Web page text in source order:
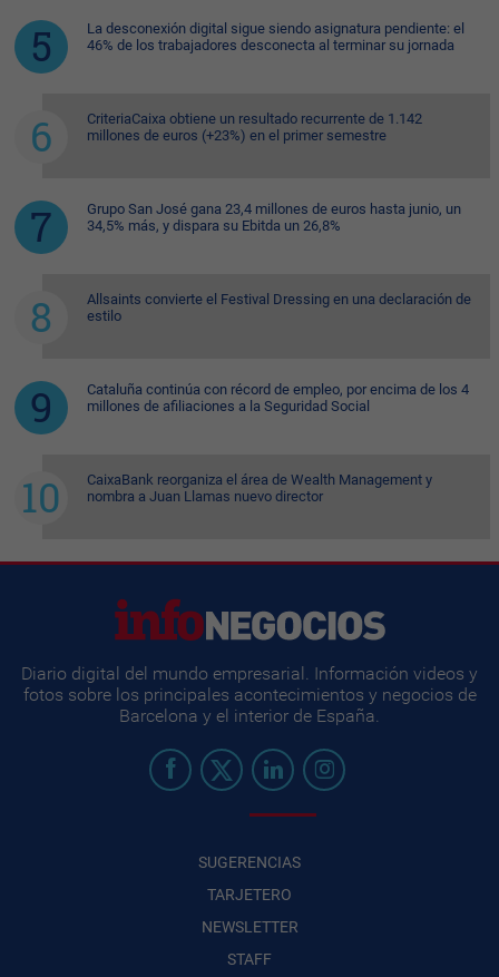
La desconexión digital sigue siendo asignatura pendiente: el
46% de los trabajadores desconecta al terminar su jornada
CriteriaCaixa obtiene un resultado recurrente de 1.142
millones de euros (+23%) en el primer semestre
Grupo San José gana 23,4 millones de euros hasta junio, un
34,5% más, y dispara su Ebitda un 26,8%
Allsaints convierte el Festival Dressing en una declaración de
estilo
Cataluña continúa con récord de empleo, por encima de los 4
millones de afiliaciones a la Seguridad Social
CaixaBank reorganiza el área de Wealth Management y
nombra a Juan Llamas nuevo director
Diario digital del mundo empresarial. Información videos y
fotos sobre los principales acontecimientos y negocios de
Barcelona y el interior de España.
SUGERENCIAS
TARJETERO
NEWSLETTER
STAFF